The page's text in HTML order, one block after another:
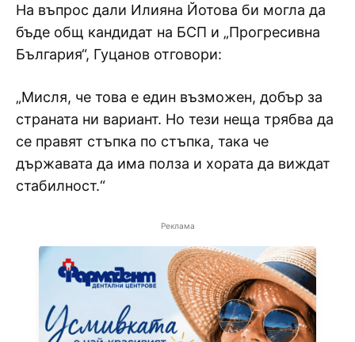
На въпрос дали Илияна Йотова би могла да
бъде общ кандидат на БСП и „Прогресивна
България“, Гуцанов отговори:
„Мисля, че това е един възможен, добър за
страната ни вариант. Но тези неща трябва да
се правят стъпка по стъпка, така че
държавата да има полза и хората да виждат
стабилност.“
Реклама